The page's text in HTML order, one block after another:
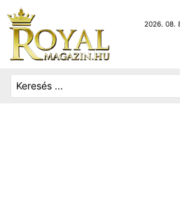
2026. 08.